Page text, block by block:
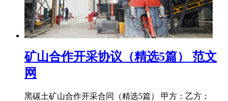
矿山合作开采协议（精选5篇） 范文
网
黑碳土矿山合作开采合同（精选5篇） 甲方：乙方：